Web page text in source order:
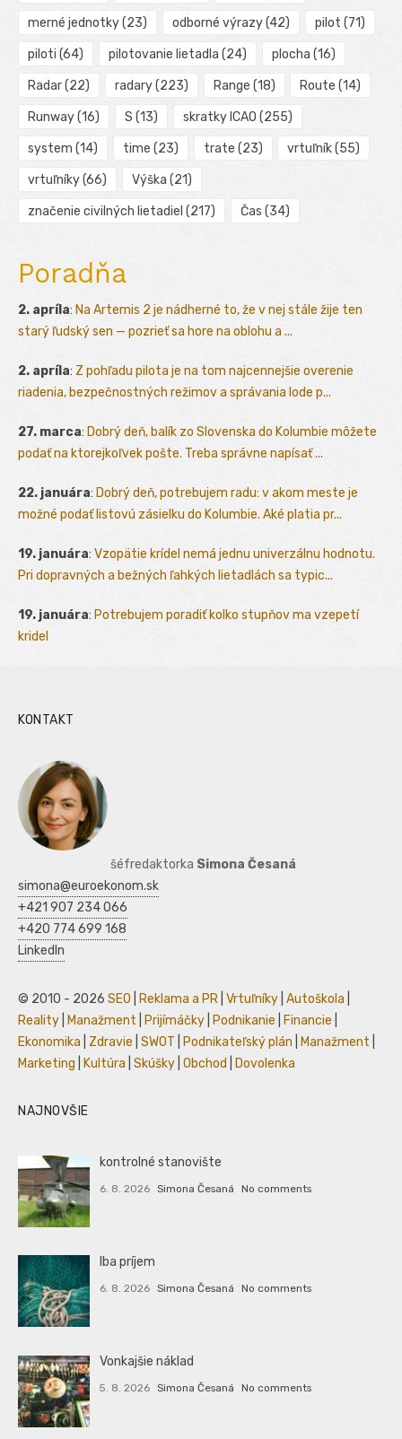
merné jednotky(23) odborné výrazy(42) pilot (71)
piloti (64) pilotovanie lietadla (24) plocha (16)
Radar(22) radary(223) Range (18) Route (14)
Runway(16) S (13) skratky ICAO (255)
system (14) time (23) trate (23) vrtuľník(55)
vrtuľníky(66) Výška (21)
značenie civilných lietadiel (217) Čas (34)
Poradňa
2. apríla: Na Artemis 2 je nádherné to, že v nej stále žije ten
starý ľudský sen — pozrieť sa hore na oblohu a ...
2. apríla: Z pohľadu pilota je na tom najcennejšie overenie
riadenia, bezpečnostných režimov a správania lode p...
27. marca: Dobrý deň, balík zo Slovenska do Kolumbie môžete
podať na ktorejkoľvek pošte. Treba správne napísať ...
22. januára: Dobrý deň, potrebujem radu: v akom meste je
možné podať listovú zásielku do Kolumbie. Aké platia pr...
19. januára: Vzopätie krídel nemá jednu univerzálnu hodnotu.
Pri dopravných a bežných ľahkých lietadlách sa typic...
19. januára: Potrebujem poradiť kolko stupňov ma vzepetí
kridel
KONTAKT
šéfredaktorka Simona Česaná
simona@euroekonom.sk
+421 907 234 066
+420 774 699 168
LinkedIn
© 2010 - 2026 SEO Reklama a PR Vrtuľníky Autoškola
Reality
Manažment Prijímáčky Podnikanie Financie
Ekonomika
Zdravie SWOT Podnikateľský plán Manažment
Marketing
Kultúra Skúšky Obchod Dovolenka
NAJNOVŠIE
kontrolné stanovište
6. 8. 2026 Simona Česaná No comments
Iba príjem
6. 8. 2026 Simona Česaná No comments
Vonkajšie náklad
5. 8. 2026 Simona Česaná No comments